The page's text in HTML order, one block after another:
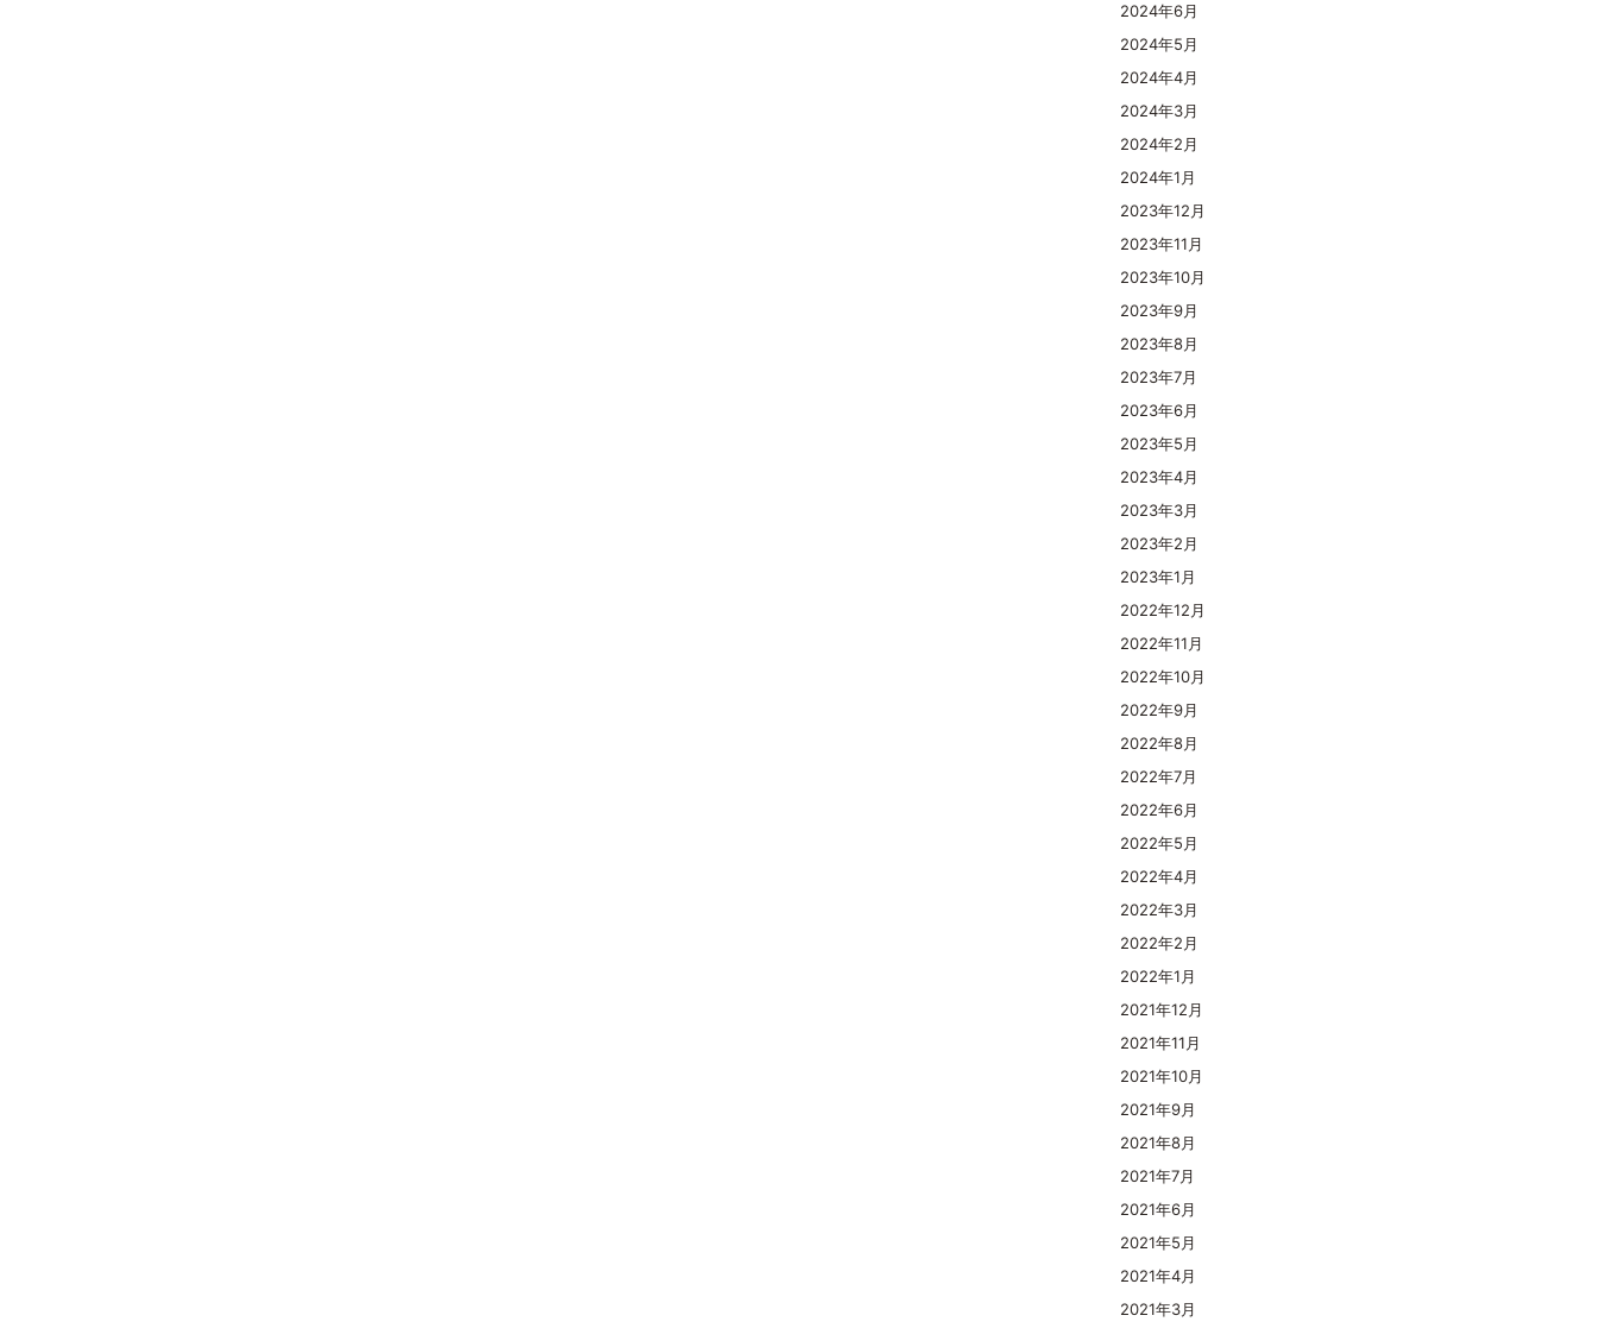
2024年6月
2024年5月
2024年4月
2024年3月
2024年2月
2024年1月
2023年12月
2023年11月
2023年10月
2023年9月
2023年8月
2023年7月
2023年6月
2023年5月
2023年4月
2023年3月
2023年2月
2023年1月
2022年12月
2022年11月
2022年10月
2022年9月
2022年8月
2022年7月
2022年6月
2022年5月
2022年4月
2022年3月
2022年2月
2022年1月
2021年12月
2021年11月
2021年10月
2021年9月
2021年8月
2021年7月
2021年6月
2021年5月
2021年4月
2021年3月